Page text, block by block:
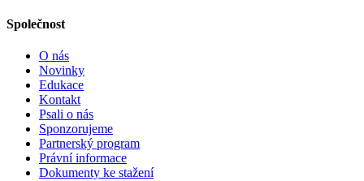
Společnost
O nás
Novinky
Edukace
Kontakt
Psali o nás
Sponzorujeme
Partnerský program
Právní informace
Dokumenty ke stažení